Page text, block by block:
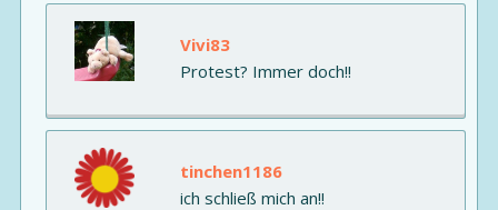
Vivi83
Protest? Immer doch!!
tinchen1186
ich schließ mich an!!